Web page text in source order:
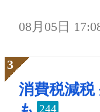
08月05日
消費税減税
244